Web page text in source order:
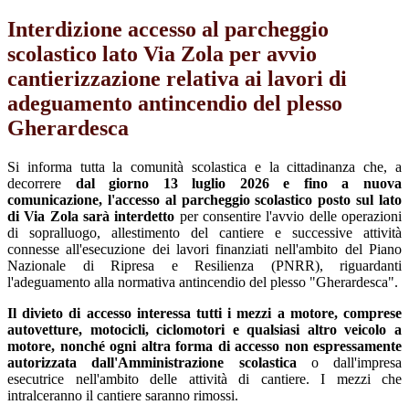
Interdizione accesso al parcheggio
scolastico lato Via Zola per avvio
cantierizzazione relativa ai lavori di
adeguamento antincendio del plesso
Gherardesca
Si informa tutta la comunità scolastica e la cittadinanza che, a
decorrere dal giorno 13 luglio 2026 e fino a nuova
comunicazione, l'accesso al parcheggio scolastico posto sul lato
di Via Zola sarà interdetto per consentire l'avvio delle operazioni
di sopralluogo, allestimento del cantiere e successive attività
connesse all'esecuzione dei lavori finanziati nell'ambito del Piano
Nazionale di Ripresa e Resilienza (PNRR), riguardanti
l'adeguamento alla normativa antincendio del plesso "Gherardesca".
Il divieto di accesso interessa tutti i mezzi a motore, comprese
autovetture, motocicli, ciclomotori e qualsiasi altro veicolo a
motore, nonché ogni altra forma di accesso non espressamente
autorizzata dall'Amministrazione scolastica o dall'impresa
esecutrice nell'ambito delle attività di cantiere. I mezzi che
intralceranno il cantiere saranno rimossi.